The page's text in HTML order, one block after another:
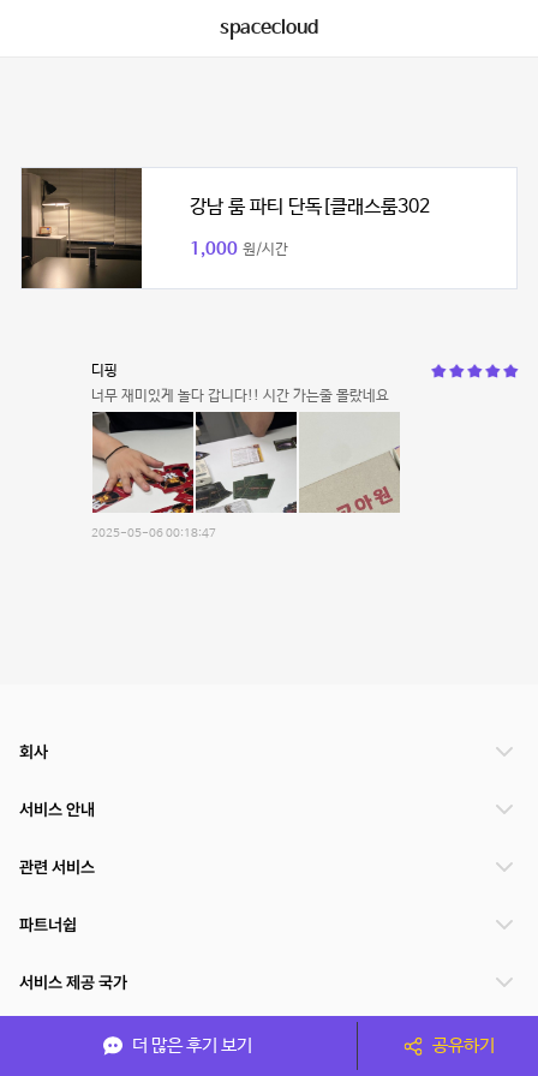
spacecloud
강남 룸 파티 단독[클래스룸302
1,000 원/시간
디핑
너무 재미있게 놀다 갑니다!! 시간 가는줄 몰랐네요
2025-05-06 00:18:47
더 많은 후기 보기 공유하기
회사
서비스 안내
관련 서비스
파트너쉽
서비스 제공 국가